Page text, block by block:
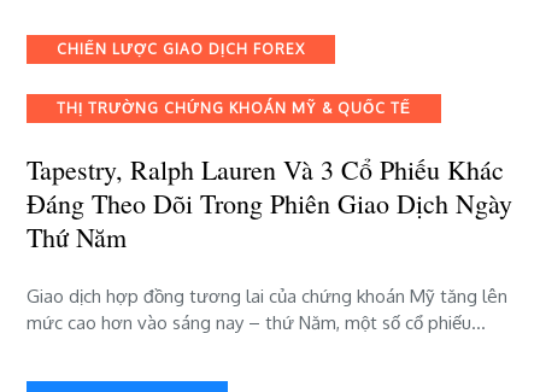
Ralph
Lauren
3
phiếu
khác
đáng
trong
phiên
dịch
Categories
CHIẾN LƯỢC GIAO DỊCH FOREX
THỊ TRƯỜNG CHỨNG KHOÁN MỸ & QUỐC TẾ
Tapestry, Ralph Lauren Và 3 Cổ Phiếu Khác
Đáng Theo Dõi Trong Phiên Giao Dịch Ngày
Thứ Năm
Giao dịch hợp đồng tương lai của chứng khoán Mỹ tăng lên
mức cao hơn vào sáng nay – thứ Năm, một số cổ phiếu…